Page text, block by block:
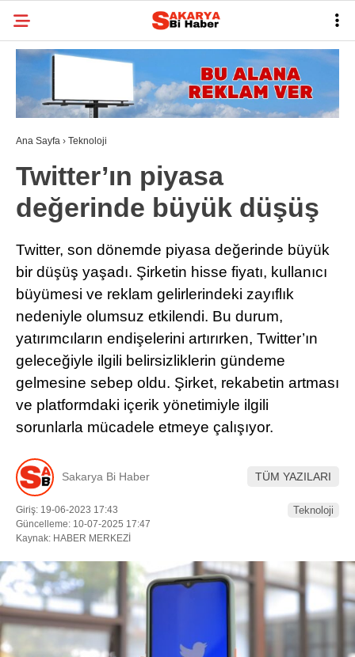
Instagram
SAKARYA
VİDEO YAZARLAR
ESNAF
SIYASET
TARIHI ANLAYALIM
SAĞLIK
TEKNOLOJI
DÜNYADAN
SERVISLER
Ana Sayfa › Teknoloji
Twitter’ın piyasa
değerinde büyük düşüş
Twitter, son dönemde piyasa değerinde büyük
bir düşüş yaşadı. Şirketin hisse fiyatı, kullanıcı
büyümesi ve reklam gelirlerindeki zayıflık
nedeniyle olumsuz etkilendi. Bu durum,
yatırımcıların endişelerini artırırken, Twitter’ın
geleceğiyle ilgili belirsizliklerin gündeme
gelmesine sebep oldu. Şirket, rekabetin artması
ve platformdaki içerik yönetimiyle ilgili
sorunlarla mücadele etmeye çalışıyor.
Sakarya Bi Haber TÜM YAZILARI
Giriş: 19-06-2023 17:43
Güncelleme: 10-07-2025 17:47
Kaynak: HABER MERKEZİ
Teknoloji